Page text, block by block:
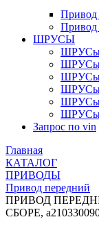
Привод
Привод
ШРУСЫ
ШРУСы
ШРУСы
ШРУСы
ШРУСы
ШРУСы
ШРУСы
Запрос по vin
Главная
КАТАЛОГ
ПРИВОДЫ
Привод передний
ПРИВОД
СБОРЕ,